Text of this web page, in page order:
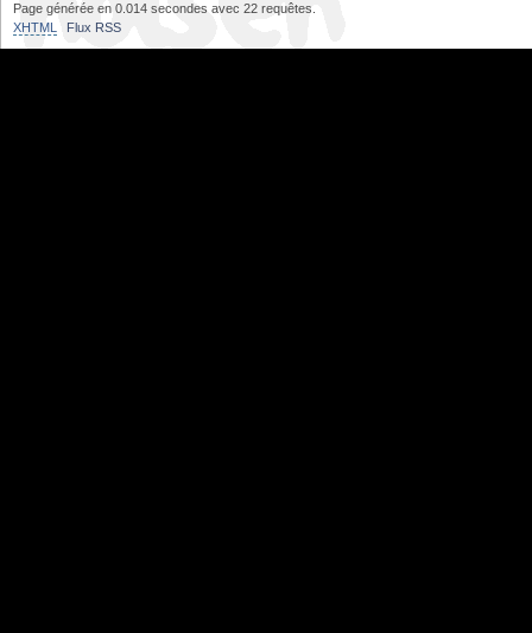
Page générée en 0.014 secondes avec 22 requêtes.
XHTML
Flux RSS